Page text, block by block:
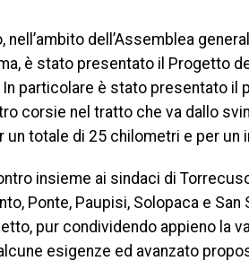
nell’ambito dell’Assemblea
è stato presentato il Progetto
In particolare è stato presentato il
corsie nel tratto che va dallo
un totale di 25 chilometri e per un
insieme ai sindaci di
Ponte, Paupisi, Solopaca e
pur condividendo appieno la
esigenze ed avanzato